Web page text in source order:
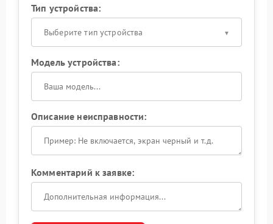
Тип устройства:
Выберите тип устройства
Модель устройства:
Описание неисправности:
Комментарий к заявке: